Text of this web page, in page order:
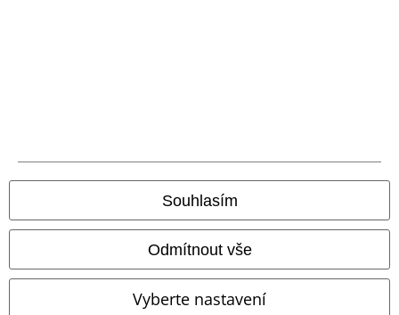
Souhlasím
Odmítnout vše
Vyberte nastavení
Prohlášení
Ochrana osobních údajů
Likvidace odpadu a ochrana životního prostředí